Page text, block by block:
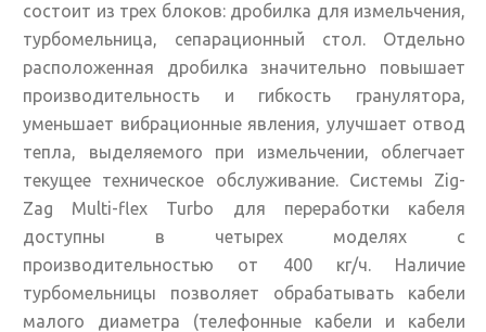
состоит из трех блоков: дробилка для измельчения,
турбомельница, сепарационный стол. Отдельно
расположенная дробилка значительно повышает
производительность и гибкость гранулятора,
уменьшает вибрационные явления, улучшает отвод
тепла, выделяемого при измельчении, облегчает
текущее техническое обслуживание. Системы Zig-
Zag Multi-flex Turbo для переработки кабеля
доступны в четырех моделях с
производительностью от 400 кг/ч. Наличие
турбомельницы позволяет обрабатывать кабели
малого диаметра (телефонные кабели и кабели